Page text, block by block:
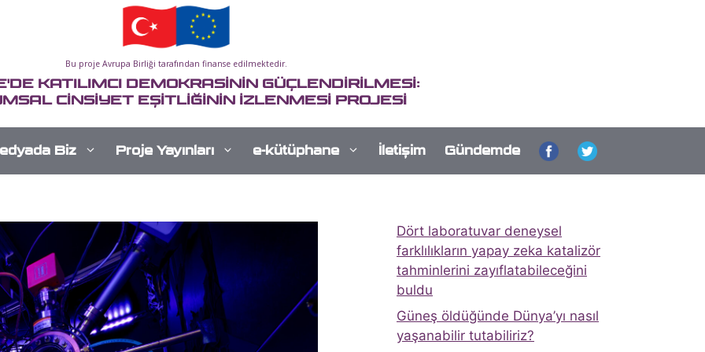
Bu proje Avrupa Birliği tarafından finanse edilmektedir.
KATILIMCI DEMOKRASİNİN GÜÇLENDİRİLMESİ:
CİNSİYET EŞİTLİĞİNİN İZLENMESİ PROJESİ
Biz Proje Yayınları e-kütüphane İletişim Gündemde
Dört laboratuvar deneysel
farklılıkların yapay zeka katalizör
tahminlerini zayıflatabileceğini
buldu
Güneş öldüğünde Dünya’yı nasıl
yaşanabilir tutabiliriz?